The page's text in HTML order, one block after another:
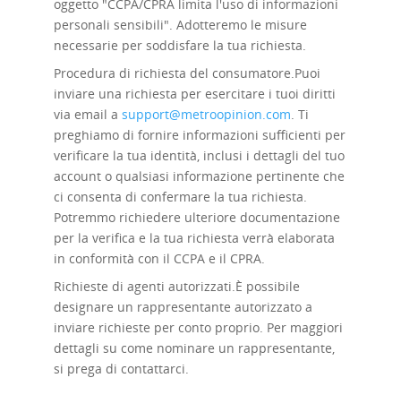
oggetto "CCPA/CPRA limita l'uso di informazioni
personali sensibili". Adotteremo le misure
necessarie per soddisfare la tua richiesta.
Procedura di richiesta del consumatore.Puoi
inviare una richiesta per esercitare i tuoi diritti
via email a support@metroopinion.com. Ti
preghiamo di fornire informazioni sufficienti per
verificare la tua identità, inclusi i dettagli del tuo
account o qualsiasi informazione pertinente che
ci consenta di confermare la tua richiesta.
Potremmo richiedere ulteriore documentazione
per la verifica e la tua richiesta verrà elaborata
in conformità con il CCPA e il CPRA.
Richieste di agenti autorizzati.È possibile
designare un rappresentante autorizzato a
inviare richieste per conto proprio. Per maggiori
dettagli su come nominare un rappresentante,
si prega di contattarci.